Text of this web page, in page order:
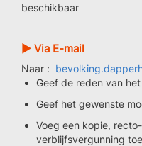
beschikbaar
► Via E-mail
Naar :
Geef de reden van
Geef het gewenste
Voeg een kopie,
verblijfsvergunning